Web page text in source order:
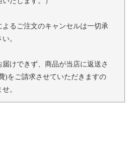
るご注文のキャンセルは一切承
。
けできず、商品が当店に返送さ
)をご請求させていただきますの
。